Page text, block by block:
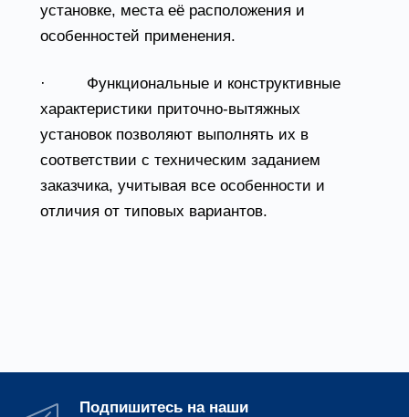
установке, места её расположения и
особенностей применения.
· Функциональные и конструктивные
характеристики приточно-вытяжных
установок позволяют выполнять их в
соответствии с техническим заданием
заказчика, учитывая все особенности и
отличия от типовых вариантов.
Подпишитесь на наши